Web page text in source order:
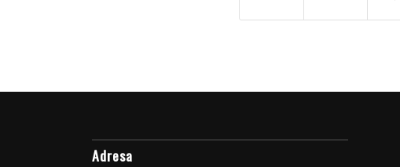
Adresa